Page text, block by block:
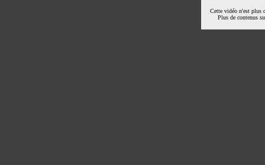
Cette vidéo n'est plus
Plus de contenus